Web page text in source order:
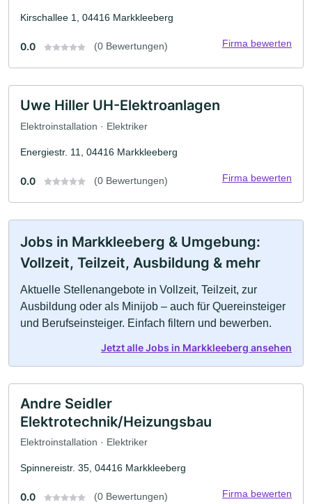
Kirschallee 1, 04416 Markkleeberg
0.0 (0 Bewertungen) Firma bewerten
Uwe Hiller UH-Elektroanlagen
Elektroinstallation · Elektriker
Energiestr. 11, 04416 Markkleeberg
0.0 (0 Bewertungen) Firma bewerten
Jobs in Markkleeberg & Umgebung:
Vollzeit, Teilzeit, Ausbildung & mehr
Aktuelle Stellenangebote in Vollzeit, Teilzeit, zur
Ausbildung oder als Minijob – auch für Quereinsteiger
und Berufseinsteiger. Einfach filtern und bewerben.
Jetzt alle Jobs in Markkleeberg ansehen
Andre Seidler
Elektrotechnik/Heizungsbau
Elektroinstallation · Elektriker
Spinnereistr. 35, 04416 Markkleeberg
0.0 (0 Bewertungen) Firma bewerten